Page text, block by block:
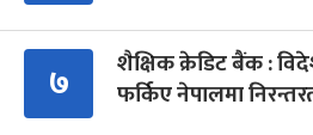
७
शैक्षिक क्रेडिट बैंक :
फर्किए नेपालमा